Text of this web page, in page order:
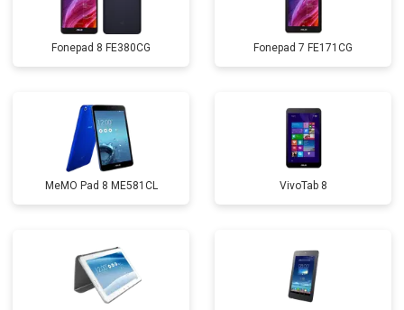
Fonepad 8 FE380CG Fonepad 7 FE171CG
MeMO Pad 8 ME581CL VivoTab 8